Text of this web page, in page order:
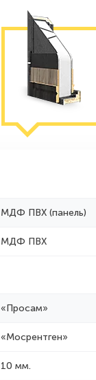
МДФ ПВХ (панель)
МДФ ПВХ
«Просам»
«Мосрентген»
10 мм.